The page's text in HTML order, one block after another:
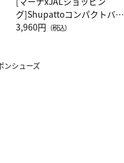
グ]Shupattoコンパクトバッ
グ Drop JAL客室乗務員
3,960円 （税込）
ンシューズ